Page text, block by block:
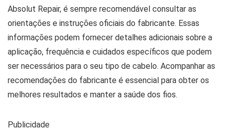
Absolut Repair, é sempre recomendável consultar as
orientações e instruções oficiais do fabricante. Essas
informações podem fornecer detalhes adicionais sobre a
aplicação, frequência e cuidados específicos que podem
ser necessários para o seu tipo de cabelo. Acompanhar as
recomendações do fabricante é essencial para obter os
melhores resultados e manter a saúde dos fios.
Publicidade